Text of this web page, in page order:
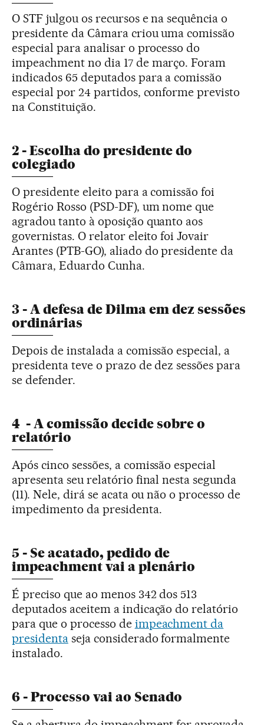
O STF julgou os recursos e na sequência o
presidente da Câmara criou uma comissão
especial para analisar o processo do
impeachment no dia 17 de março. Foram
indicados 65 deputados para a comissão
especial por 24 partidos, conforme previsto
na Constituição.
2 - Escolha do presidente do
colegiado
O presidente eleito para a comissão foi
Rogério Rosso (PSD-DF), um nome que
agradou tanto à oposição quanto aos
governistas. O relator eleito foi Jovair
Arantes (PTB-GO), aliado do presidente da
Câmara, Eduardo Cunha.
3 - A defesa de Dilma em dez sessões
ordinárias
Depois de instalada a comissão especial, a
presidenta teve o prazo de dez sessões para
se defender.
4 - A comissão decide sobre o
relatório
Após cinco sessões, a comissão especial
apresenta seu relatório final nesta segunda
(11). Nele, dirá se acata ou não o processo de
impedimento da presidenta.
5 - Se acatado, pedido de
impeachment vai a plenário
É preciso que ao menos 342 dos 513
deputados aceitem a indicação do relatório
para que o processo de impeachment da
presidentaseja considerado formalmente
instalado.
6 - Processo vai ao Senado